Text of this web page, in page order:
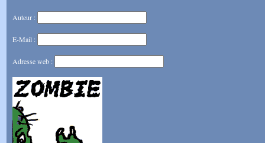
Auteur :
E-Mail :
Adresse web :